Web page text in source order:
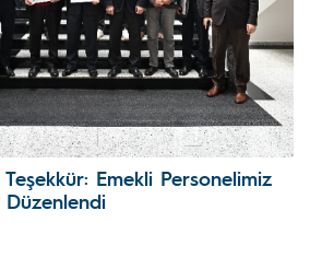
Teşekkür: Emekli Personelimiz